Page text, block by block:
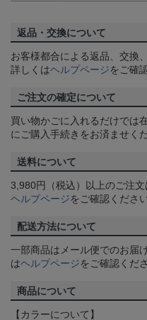
返品・交換について
お客様都合による返品、交換
詳しくはヘルプページをご確
ご注文の確定について
買い物かごに入れるだけでは
にご購入手続きをお済ませくだ
送料について
3,980円（税込）以上のご注
ヘルプページをご確認ください
配送方法について
一部商品はメール便でのお届
はヘルプページをご確認くだ
商品について
【カラーについて】